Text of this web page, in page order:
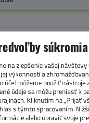
KOBERCE
súkromia
na zlepšenie vašej
výkonnosti a
účel môžeme použiť nástroje
údaje sa môžu preniesť k
Kliknutím na „Prijať
s týmto spracovaním.
alebo upraviť svoje